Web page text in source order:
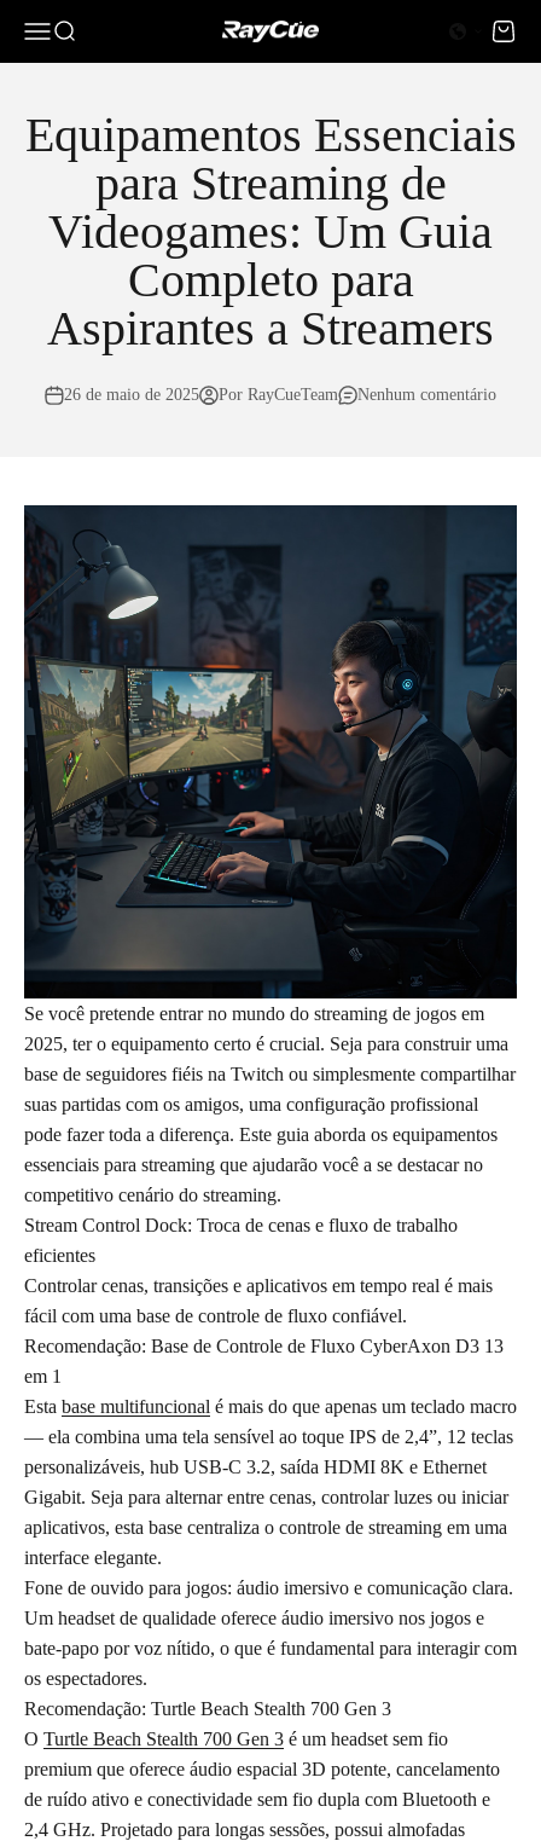
MenuProcurar RayCue
0
Equipamentos Essenciais
para Streaming de
Videogames: Um Guia
Completo para
Aspirantes a Streamers
26 de maio de 2025 Por RayCueTeam Nenhum comentário
Se você pretende entrar no mundo do streaming de jogos em
2025, ter o equipamento certo é crucial. Seja para construir uma
base de seguidores fiéis na Twitch ou simplesmente compartilhar
suas partidas com os amigos, uma configuração profissional
pode fazer toda a diferença. Este guia aborda os equipamentos
essenciais para streaming que ajudarão você a se destacar no
competitivo cenário do streaming.
Stream Control Dock: Troca de cenas e fluxo de trabalho
eficientes
Controlar cenas, transições e aplicativos em tempo real é mais
fácil com uma base de controle de fluxo confiável.
Recomendação: Base de Controle de Fluxo CyberAxon D3 13
em 1
Esta base multifuncional é mais do que apenas um teclado macro
— ela combina uma tela sensível ao toque IPS de 2,4”, 12 teclas
personalizáveis, hub USB-C 3.2, saída HDMI 8K e Ethernet
Gigabit. Seja para alternar entre cenas, controlar luzes ou iniciar
aplicativos, esta base centraliza o controle de streaming em uma
interface elegante.
Fone de ouvido para jogos: áudio imersivo e comunicação clara.
Um headset de qualidade oferece áudio imersivo nos jogos e
bate-papo por voz nítido, o que é fundamental para interagir com
os espectadores.
Recomendação: Turtle Beach Stealth 700 Gen 3
O Turtle Beach Stealth 700 Gen 3 é um headset sem fio
premium que oferece áudio espacial 3D potente, cancelamento
de ruído ativo e conectividade sem fio dupla com Bluetooth e
2,4 GHz. Projetado para longas sessões, possui almofadas